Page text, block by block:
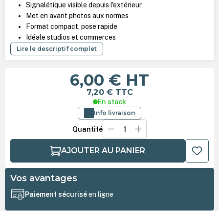
Signalétique visible depuis l'extérieur
Met en avant photos aux normes
Format compact, pose rapide
Idéale studios et commerces
Lire le descriptif complet
6,00 € HT
7,20 € TTC
En stock
Info livraison
Quantité
AJOUTER AU PANIER
Vos avantages
Paiement sécuriséen ligne